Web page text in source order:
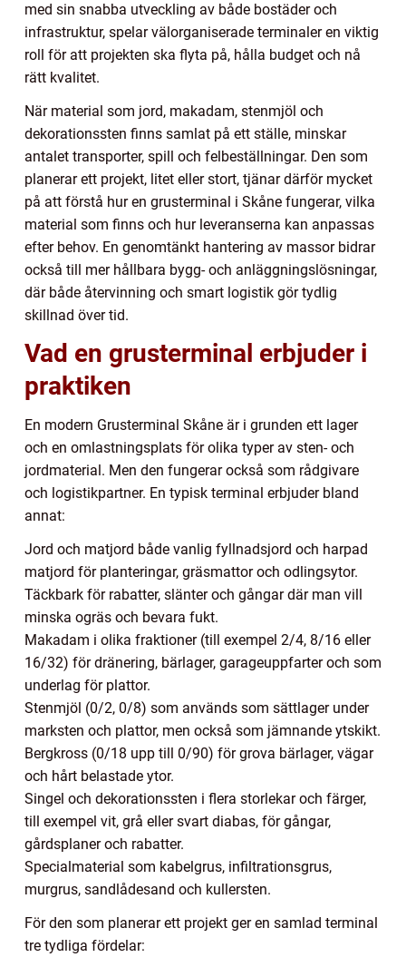
med sin snabba utveckling av både bostäder och
infrastruktur, spelar välorganiserade terminaler en viktig
roll för att projekten ska flyta på, hålla budget och nå
rätt kvalitet.
När material som jord, makadam, stenmjöl och
dekorationssten finns samlat på ett ställe, minskar
antalet transporter, spill och felbeställningar. Den som
planerar ett projekt, litet eller stort, tjänar därför mycket
på att förstå hur en grusterminal i Skåne fungerar, vilka
material som finns och hur leveranserna kan anpassas
efter behov. En genomtänkt hantering av massor bidrar
också till mer hållbara bygg- och anläggningslösningar,
där både återvinning och smart logistik gör tydlig
skillnad över tid.
Vad en grusterminal erbjuder i
praktiken
En modern Grusterminal Skåne är i grunden ett lager
och en omlastningsplats för olika typer av sten- och
jordmaterial. Men den fungerar också som rådgivare
och logistikpartner. En typisk terminal erbjuder bland
annat:
Jord och matjord både vanlig fyllnadsjord och harpad
matjord för planteringar, gräsmattor och odlingsytor.
Täckbark för rabatter, slänter och gångar där man vill
minska ogräs och bevara fukt.
Makadam i olika fraktioner (till exempel 2/4, 8/16 eller
16/32) för dränering, bärlager, garageuppfarter och som
underlag för plattor.
Stenmjöl (0/2, 0/8) som används som sättlager under
marksten och plattor, men också som jämnande ytskikt.
Bergkross (0/18 upp till 0/90) för grova bärlager, vägar
och hårt belastade ytor.
Singel och dekorationssten i flera storlekar och färger,
till exempel vit, grå eller svart diabas, för gångar,
gårdsplaner och rabatter.
Specialmaterial som kabelgrus, infiltrationsgrus,
murgrus, sandlådesand och kullersten.
För den som planerar ett projekt ger en samlad terminal
tre tydliga fördelar: